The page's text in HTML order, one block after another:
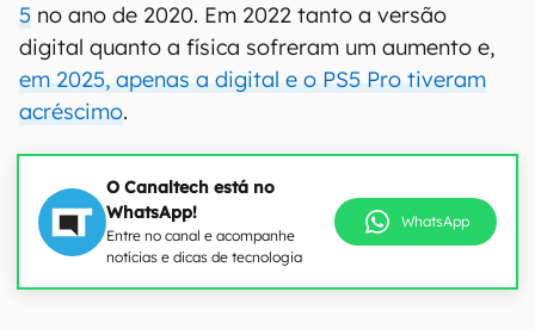
5 no ano de 2020. Em 2022 tanto a versão
digital quanto a física sofreram um aumento e,
em 2025, apenas a digital e o PS5 Pro tiveram
acréscimo.
O Canaltech está no
WhatsApp!
Entre no canal e acompanhe
notícias e dicas de tecnologia
WhatsApp